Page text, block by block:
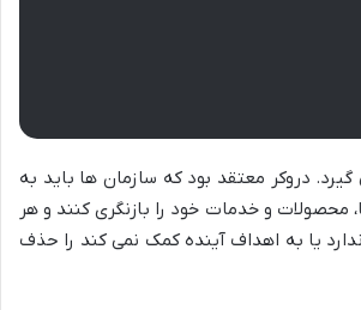
گیرد. دروکر معتقد بود که سازمان ها باید به
محصولات و خدمات خود را بازنگری کنند و هر
یا به اهداف آینده کمک نمی کند را حذف